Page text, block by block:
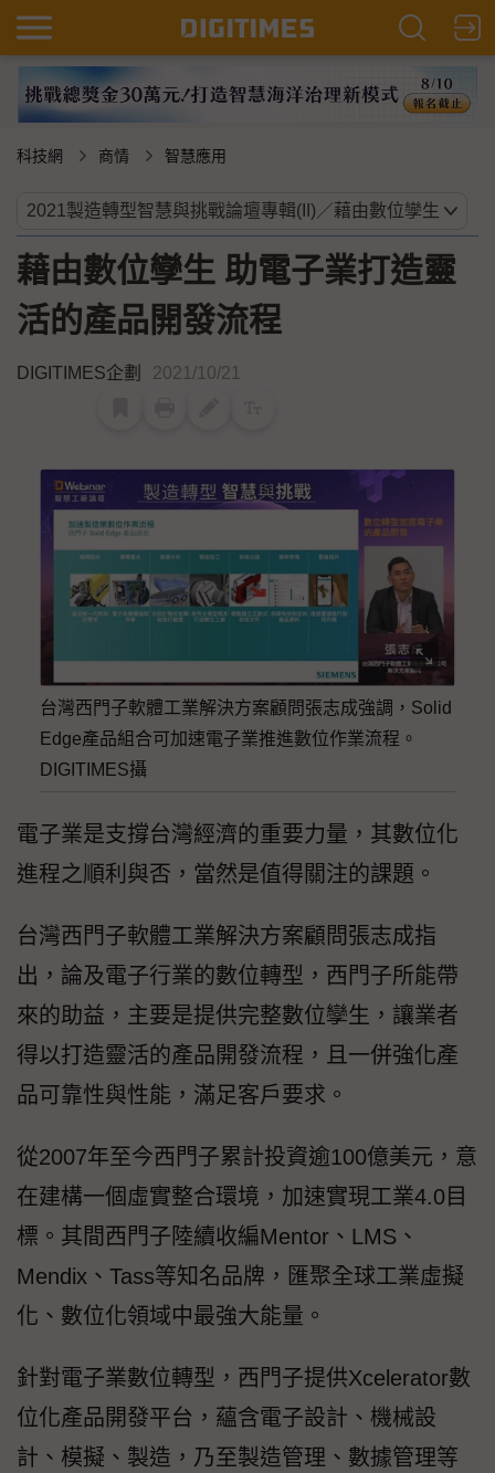
科技網 商情 智慧應用
藉由數位孿生 助電子業打造靈
活的產品開發流程
DIGITIMES企劃 2021/10/21
台灣西門子軟體工業解決方案顧問張志成強調，Solid
Edge產品組合可加速電子業推進數位作業流程。
DIGITIMES攝
電子業是支撐台灣經濟的重要力量，其數位化
進程之順利與否，當然是值得關注的課題。
台灣西門子軟體工業解決方案顧問張志成指
出，論及電子行業的數位轉型，西門子所能帶
來的助益，主要是提供完整數位孿生，讓業者
得以打造靈活的產品開發流程，且一併強化產
品可靠性與性能，滿足客戶要求。
從2007年至今西門子累計投資逾100億美元，意
在建構一個虛實整合環境，加速實現工業4.0目
標。其間西門子陸續收編Mentor、LMS、
Mendix、Tass等知名品牌，匯聚全球工業虛擬
化、數位化領域中最強大能量。
針對電子業數位轉型，西門子提供Xcelerator數
位化產品開發平台，蘊含電子設計、機械設
計、模擬、製造，乃至製造管理、數據管理等